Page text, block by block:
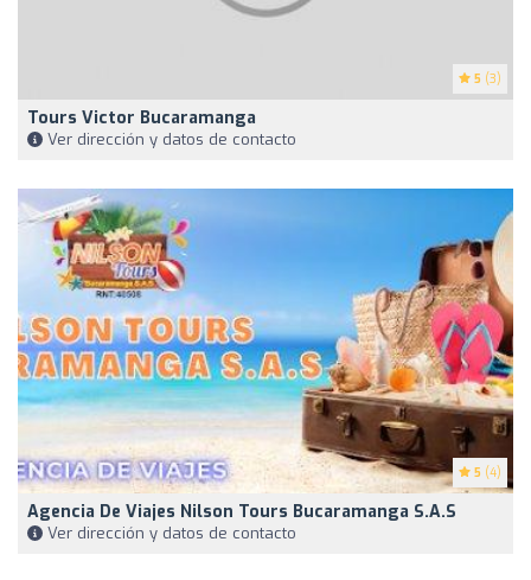
5 (3)
Tours Victor Bucaramanga
Ver dirección y datos de contacto
5 (4)
Agencia De Viajes Nilson Tours Bucaramanga S.A.S
Ver dirección y datos de contacto